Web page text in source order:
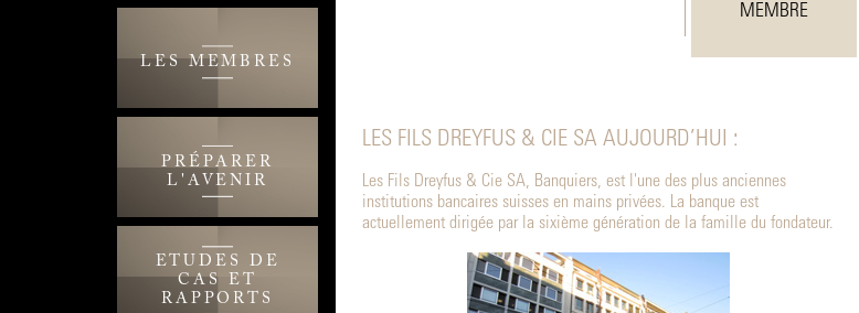
LES MEMBRES
PRÉPARER
L'AVENIR
ETUDES DE
CAS ET
RAPPORTS
MEMBRE
LES FILS DREYFUS & CIE SA AUJOURD’HUI :
Les Fils Dreyfus & Cie SA, Banquiers, est l'une des plus anciennes
institutions bancaires suisses en mains privées. La banque est
actuellement dirigée par la sixième génération de la famille du fondateur.